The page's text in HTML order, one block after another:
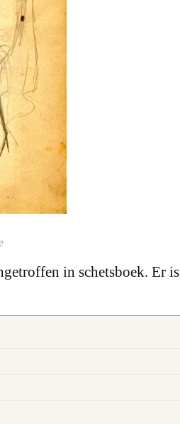
in schetsboek. Er is